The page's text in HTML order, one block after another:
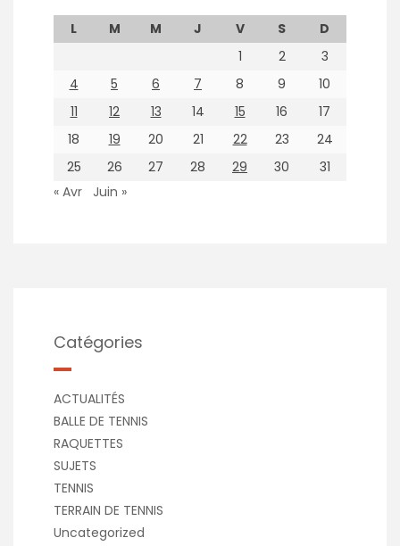
L M M J V S
D
1
2
3
4
5 6 7 8 9
10
11
12 13 14 15 16
17
18
19 20 21 22 23
24
25
26 27 28 29 30
31
« Avr
Juin »
Catégories
ACTUALITÉS
BALLE DE TENNIS
RAQUETTES
SUJETS
TENNIS
TERRAIN DE TENNIS
Uncategorized